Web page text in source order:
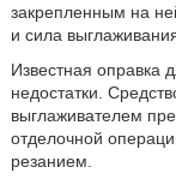
закрепленным на
и сила
Известная оправка
недостатки.
выглаживателем
отделочной
резанием.